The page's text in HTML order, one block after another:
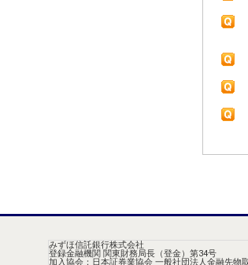
みずほ信託銀行株式会社
登録金融機関 関東財務局長（登金）第34号
加入協会：日本証券業協会 一般社団法人金融先